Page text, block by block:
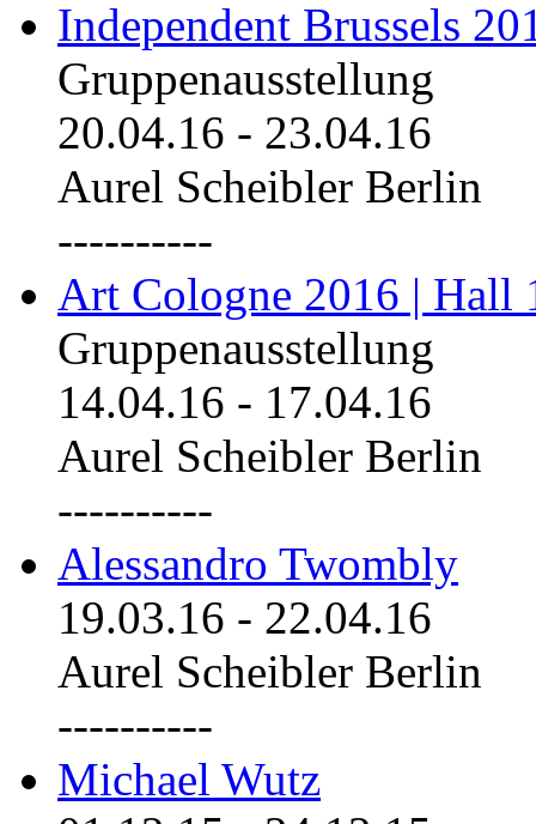
Independent Brussels
Gruppenausstellung
20.04.16 - 23.04.16
Aurel Scheibler Berlin
----------
Art Cologne 2016 | Hall
Gruppenausstellung
14.04.16 - 17.04.16
Aurel Scheibler Berlin
----------
Alessandro Twombly
19.03.16 - 22.04.16
Aurel Scheibler Berlin
----------
Michael Wutz